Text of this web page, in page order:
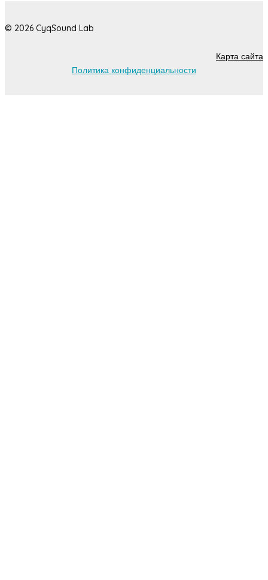
© 2026 CyqSound Lab
Карта сайта
Политика конфиденциальности